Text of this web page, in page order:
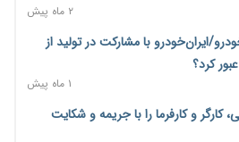
تورم و رکود؛ بورس در انتظار تصمیم
نشده است؛ چالش قیمت و
۲ ماه پیش
ایران‌خودرو با مشارکت در تولید از
کرد؟
۱ ماه پیش
و کارفرما را با جریمه و شکایت